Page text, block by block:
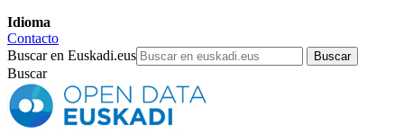
Idioma
Contacto
Buscar en Euskadi.eus
Buscar